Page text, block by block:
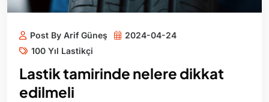
Post By Arif Güneş
2024-04-24
100 Yıl Lastikçi
Lastik tamirinde nelere dikkat
edilmeli